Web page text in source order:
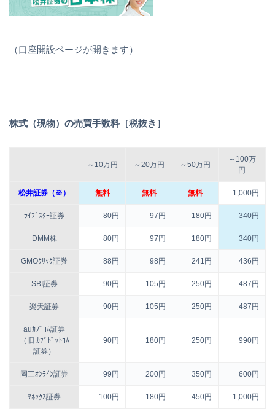
（口座開設ページが開きます）
株式（現物）の売買手数料［税抜き］
～10万円 ～20万円 ～50万円
～100万
円
松井証券（※） 無料 無料 無料 1,000円
ﾗｲﾌﾞｽﾀｰ証券 80円 97円 180円 340円
DMM株 80円 97円 180円 340円
GMOｸﾘｯｸ証券 88円 98円 241円 436円
SBI証券 90円 105円 250円 487円
楽天証券 90円 105円 250円 487円
auｶﾌﾞｺﾑ証券
（旧 ｶﾌﾞﾄﾞｯﾄｺﾑ
証券）
90円 180円 250円 990円
岡三ｵﾝﾗｲﾝ証券 99円 200円 350円 600円
ﾏﾈｯｸｽ証券 100円 180円 450円 1,000円